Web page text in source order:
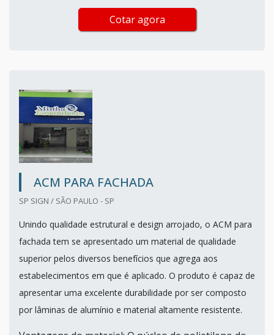
Cotar agora
ACM PARA FACHADA
SP SIGN / SÃO PAULO - SP
Unindo qualidade estrutural e design arrojado, o ACM para
fachada tem se apresentado um material de qualidade
superior pelos diversos benefícios que agrega aos
estabelecimentos em que é aplicado. O produto é capaz de
apresentar uma excelente durabilidade por ser composto
por lâminas de alumínio e material altamente resistente.